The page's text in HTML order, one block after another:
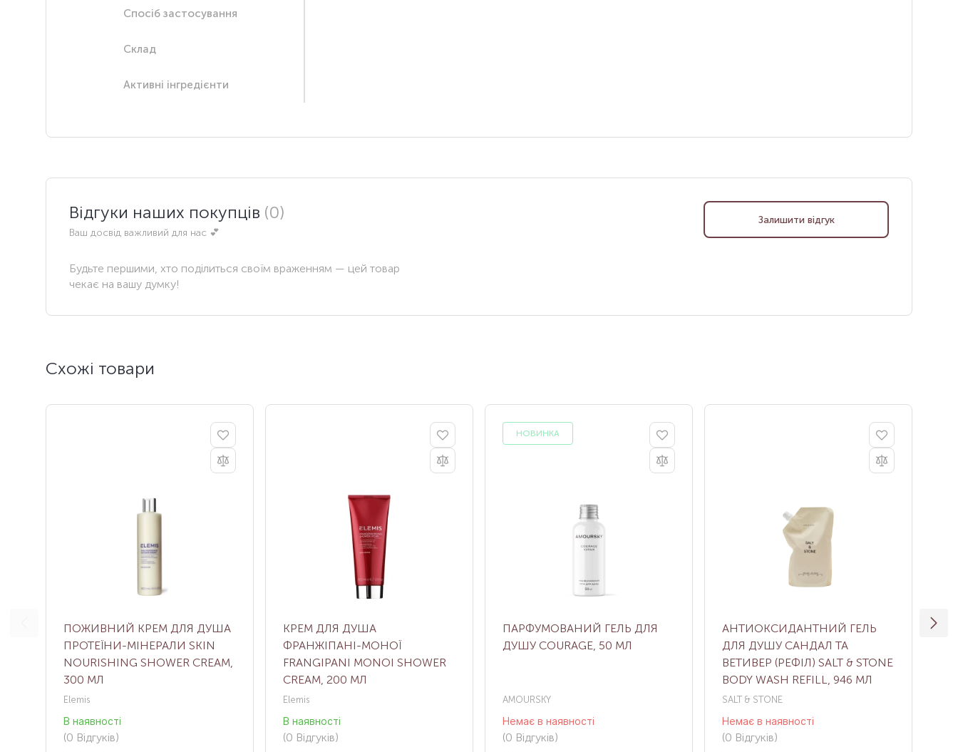
Спосіб застосування
Склад
Активні інгредієнти
Відгуки наших покупців (0)
Ваш досвід важливий для нас 💕
Залишити відгук
Будьте першими, хто поділиться своїм враженням — цей товар
чекає на вашу думку!
Схожі товари
ПОЖИВНИЙ КРЕМ ДЛЯ ДУША
ПРОТЕЇНИ-МІНЕРАЛИ SKIN
NOURISHING SHOWER CREAM,
300 МЛ
Elemis
В наявності
(0 Відгуків)
КРЕМ ДЛЯ ДУША
ФРАНЖІПАНІ-МОНОЇ
FRANGIPANI MONOI SHOWER
CREAM, 200 МЛ
Elemis
В наявності
(0 Відгуків)
НОВИНКА
ПАРФУМОВАНИЙ ГЕЛЬ ДЛЯ
ДУШУ COURAGE, 50 МЛ
AMOURSKY
Немає в наявності
(0 Відгуків)
АНТИОКСИДАНТНИЙ ГЕЛЬ
ДЛЯ ДУШУ САНДАЛ ТА
ВЕТИВЕР (РЕФІЛ) SALT & STONE
BODY WASH REFILL, 946 МЛ
SALT & STONE
Немає в наявності
(0 Відгуків)